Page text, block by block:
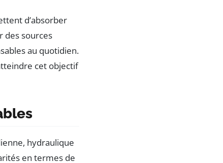
d’absorber
des sources
au quotidien.
cet objectif
hydraulique
en termes de